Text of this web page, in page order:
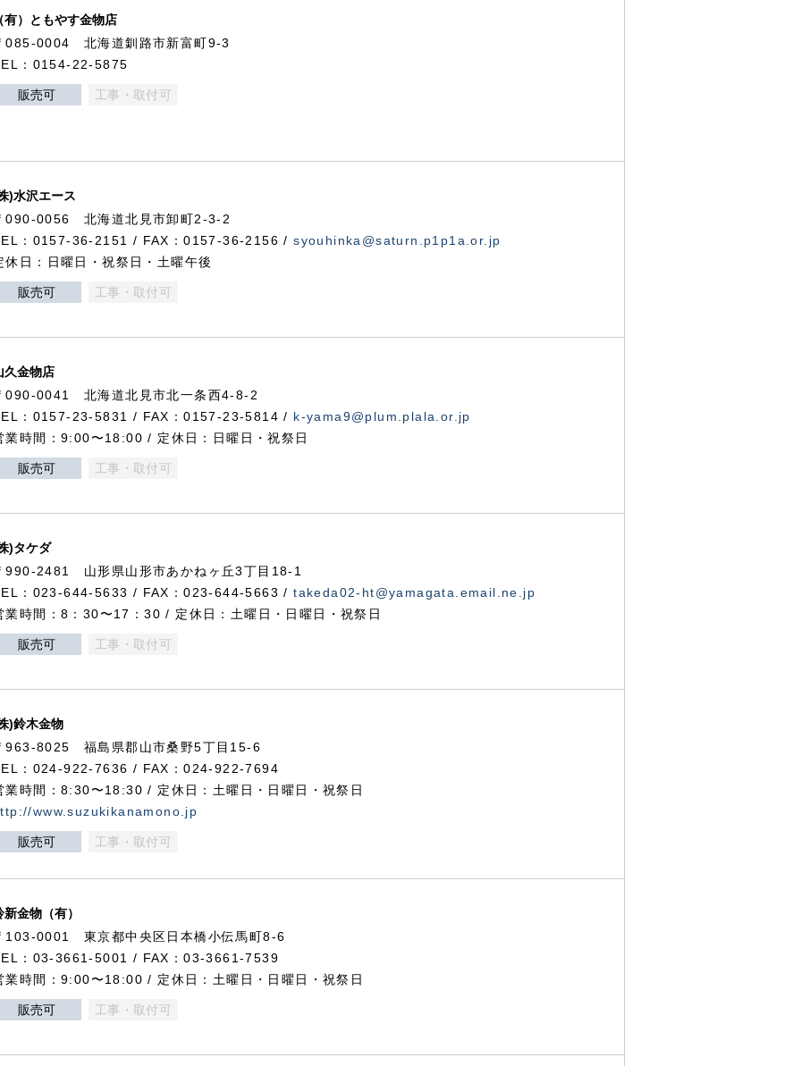
有）ともやす金物店
085-0004 北海道釧路市新富町9-3
：0154-22-5875
販売可 工事・取付可
)水沢エース
090-0056 北海道北見市卸町2-3-2
：0157-36-2151 / FAX：0157-36-2156 /syouhinka@saturn.p1p1a.or.jp
休日：日曜日・祝祭日・土曜午後
販売可 工事・取付可
久金物店
090-0041 北海道北見市北一条西4-8-2
：0157-23-5831 / FAX：0157-23-5814 / k-yama9@plum.plala.or.jp
業時間：9:00〜18:00 / 定休日：日曜日・祝祭日
販売可 工事・取付可
)タケダ
990-2481 山形県山形市あかねヶ丘3丁目18-1
：023-644-5633 / FAX：023-644-5663 /takeda02-ht@yamagata.email.ne.jp
業時間：8：30〜17：30 / 定休日：土曜日・日曜日・祝祭日
販売可 工事・取付可
)鈴木金物
963-8025 福島県郡山市桑野5丁目15-6
：024-922-7636 / FAX：024-922-7694
業時間：8:30〜18:30 / 定休日：土曜日・日曜日・祝祭日
www.suzukikanamono.jp
販売可 工事・取付可
新金物（有）
103-0001 東京都中央区日本橋小伝馬町8-6
：03-3661-5001 / FAX：03-3661-7539
業時間：9:00〜18:00 / 定休日：土曜日・日曜日・祝祭日
販売可 工事・取付可